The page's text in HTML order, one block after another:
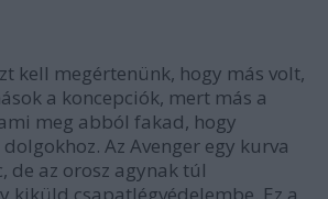
kell megértenünk, hogy más volt,
a koncepciók, mert más a
meg abból fakad, hogy
Az Avenger egy kurva
de az orosz agynak túl